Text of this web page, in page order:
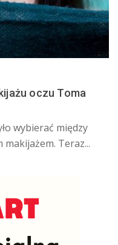
oczu Toma
wybierać między
Teraz...